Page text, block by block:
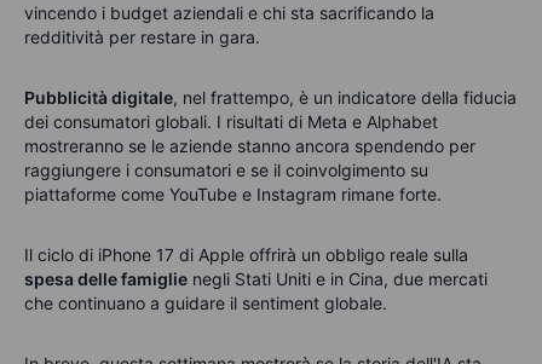
vincendo i budget aziendali e chi sta sacrificando la
redditività per restare in gara.
Pubblicità digitale, nel frattempo, è un indicatore della fiducia
dei consumatori globali. I risultati di Meta e Alphabet
mostreranno se le aziende stanno ancora spendendo per
raggiungere i consumatori e se il coinvolgimento su
piattaforme come YouTube e Instagram rimane forte.
Il ciclo di iPhone 17 di Apple offrirà un obbligo reale sulla
spesa delle famiglie negli Stati Uniti e in Cina, due mercati
che continuano a guidare il sentiment globale.